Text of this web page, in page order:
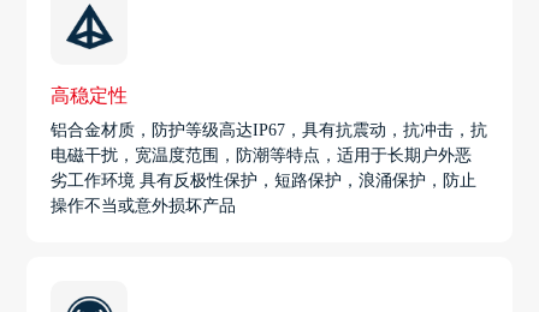
高稳定性
铝合金材质，防护等级高达IP67，具有抗震动，抗冲击，抗
电磁干扰，宽温度范围，防潮等特点，适用于长期户外恶
劣工作环境 具有反极性保护，短路保护，浪涌保护，防止
操作不当或意外损坏产品